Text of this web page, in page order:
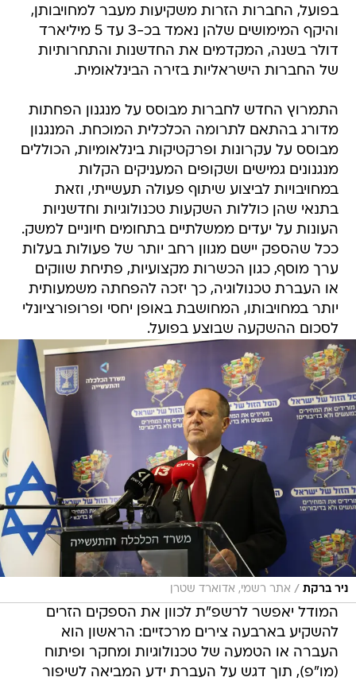
בפועל, החברות הזרות משקיעות מעבר למחויבותן,
והיקף המימושים שלהן נאמד בכ-3 עד 5 מיליארד
דולר בשנה, המקדמים את החדשנות והתחרותיות
של החברות הישראליות בזירה הבינלאומית.
התמרוץ החדש לחברות מבוסס על מנגנון הפחתות
מדורג בהתאם לתרומה הכלכלית המוכחת. המנגנון
מבוסס על עקרונות ופרקטיקות בינלאומיות, הכוללים
מנגנונים גמישים ושקופים המעניקים הקלות
במחויבויות לביצוע שיתוף פעולה תעשייתי, וזאת
בתנאי שהן כוללות השקעות טכנולוגיות וחדשניות
העונות על יעדים ממשלתיים בתחומים חיוניים למשק.
ככל שהספק יישם מגוון רחב יותר של פעולות בעלות
ערך מוסף, כגון הכשרות מקצועיות, פתיחת שווקים
או העברת טכנולוגיה, כך יזכה להפחתה משמעותית
יותר במחויבותו, המחושבת באופן יחסי ופרופורציונלי
לסכום ההשקעה שבוצע בפועל.
ניר ברקת / אתר רשמי, אדוארד שטרן
המודל יאפשר לרשפ"ת לכוון את הספקים הזרים
להשקיע בארבעה צירים מרכזיים: הראשון הוא
העברה או הטמעה של טכנולוגיות ומחקר ופיתוח
(מו"פ), תוך דגש על העברת ידע המביאה לשיפור